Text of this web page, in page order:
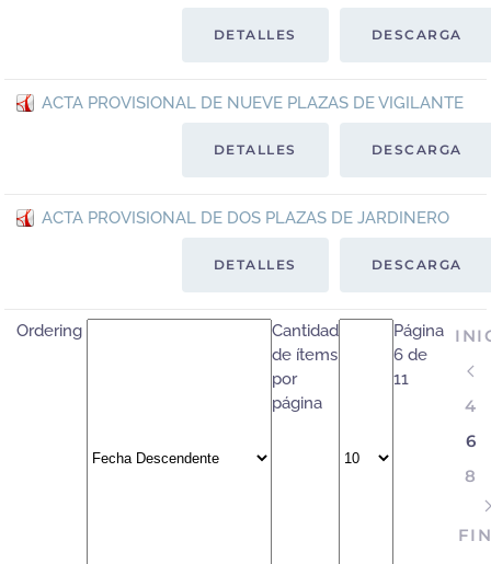
DESCARGA
DETALLES
ACTA PROVISIONAL DE NUEVE PLAZAS DE VIGILANTE
DESCARGA
DETALLES
ACTA PROVISIONAL DE DOS PLAZAS DE JARDINERO
DESCARGA
DETALLES
Ordering
Cantidad
de ítems
por
página
Página
6 de
11
4
6
8